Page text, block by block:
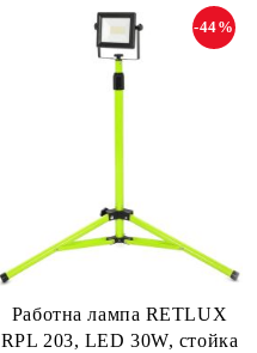
Работна лампа RETLUX
RPL 203, LED 30W, стойка
-44%